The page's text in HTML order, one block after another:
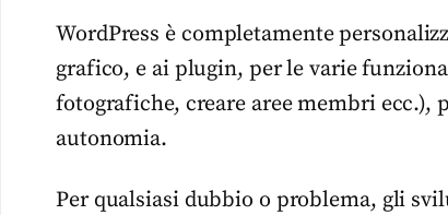
WordPress è completamente
grafico, e ai plugin, per le varie
fotografiche, creare aree membri
autonomia.
Per qualsiasi dubbio o problema, gli